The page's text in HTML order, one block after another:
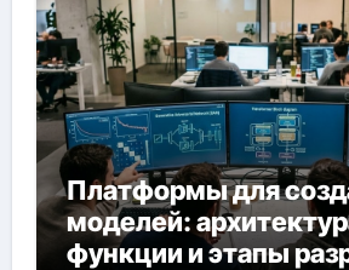
Платформы для
моделей:
функции и этапы